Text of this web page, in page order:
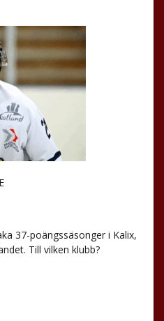
37-poängssäsonger i Kalix,
Till vilken klubb?